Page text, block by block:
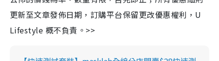
更新至文章發佈日期，訂購平台保留更改優惠權利，U
Lifestyle 概不負責。>>